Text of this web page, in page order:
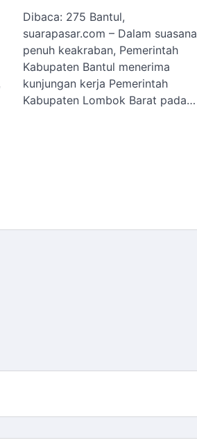
Dibaca: 275 Bantul,
suarapasar.com – Dalam suasana
penuh keakraban, Pemerintah
Kabupaten Bantul menerima
kunjungan kerja Pemerintah
Kabupaten Lombok Barat pada…